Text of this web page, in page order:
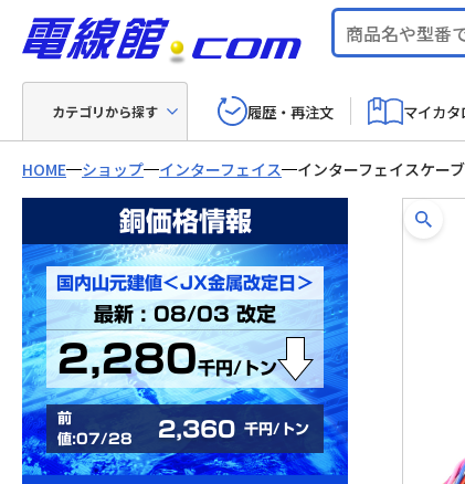
カテゴリから探す 履歴・再注文 マイカタ
HOME ショップ インターフェイス インターフェイスケー
銅価格情報
国内山元建値＜JX金属改定日＞
最新 : 08/03 改定
2,280千円/トン
前
値:07/28
2,360 千円/トン